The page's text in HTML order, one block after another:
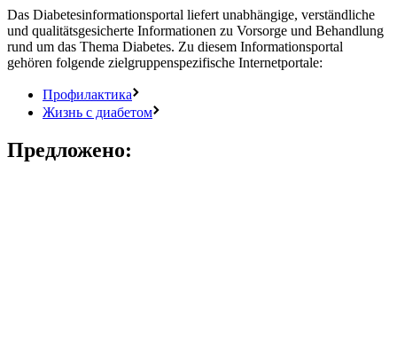
Das Diabetesinformationsportal liefert unabhängige, verständliche
und qualitätsgesicherte Informationen zu Vorsorge und Behandlung
rund um das Thema Diabetes. Zu diesem Informationsportal
gehören folgende zielgruppenspezifische Internetportale:
Профилактика
Жизнь с диабетом
Предложено: